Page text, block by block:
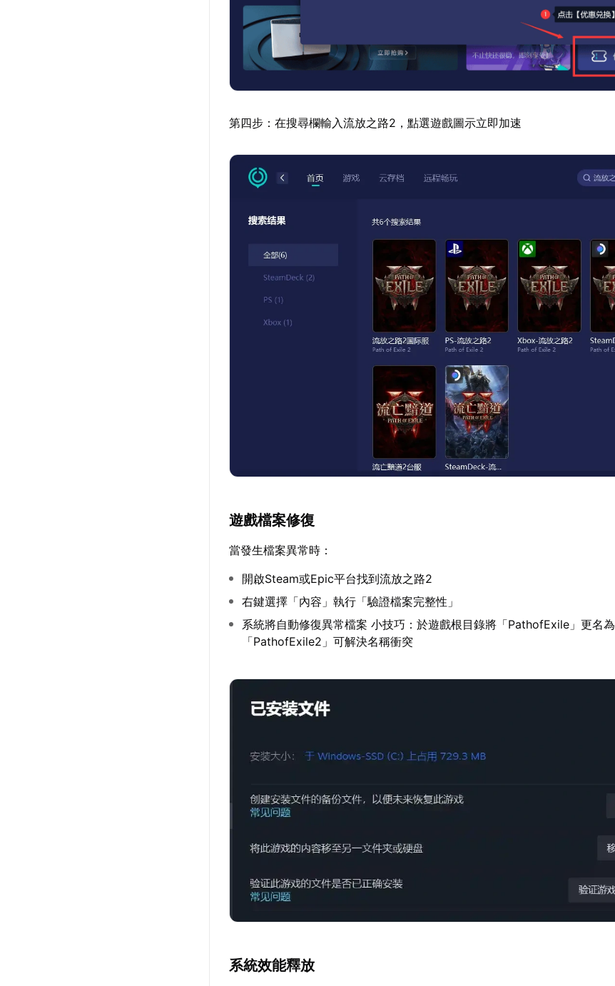
第四步：在搜尋欄輸入流放之路2，點選遊戲圖示立即加速
遊戲檔案修復
當發生檔案異常時：
開啟Steam或Epic平台找到流放之路2
右鍵選擇「內容」執行「驗證檔案完整性」
系統將自動修復異常檔案 小技巧：於遊戲根目錄將「PathofExile」更名為
「PathofExile2」可解決名稱衝突
系統效能釋放